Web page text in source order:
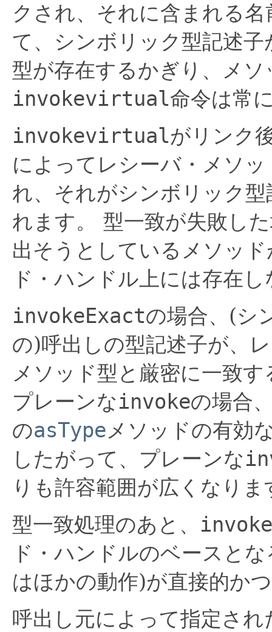
クされ、それに含まれる
て、シンボリック型記述
型が存在するかぎり、メ
invokevirtual命令は常
invokevirtualがリンク
によってレシーバ・メソ
れ、それがシンボリック
れます。
型一致が失敗し
出そうとしているメソッ
ド・ハンドル上には存在
invokeExactの場合、(シ
の)呼出しの型記述子が、
メソッド型と厳密に一致
プレーンなinvokeの場合
のasTypeメソッドの有効
したがって、プレーンな
りも許容範囲が広くなりま
型一致処理のあと、
ド・ハンドルのベースと
はほかの動作)が直接的か
呼出し元によって指定さ